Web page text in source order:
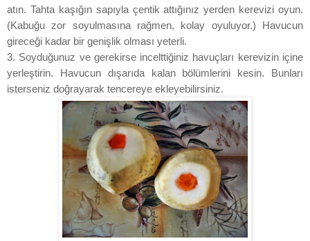
atın. Tahta kaşığın sapıyla çentik attığınız yerden kerevizi oyun.
(Kabuğu zor soyulmasına rağmen, kolay oyuluyor.) Havucun
gireceği kadar bir genişlik olması yeterli.
3. Soyduğunuz ve gerekirse incelttiğiniz havuçları kerevizin içine
yerleştirin. Havucun dışarıda kalan bölümlerini kesin. Bunları
isterseniz doğrayarak tencereye ekleyebilirsiniz.